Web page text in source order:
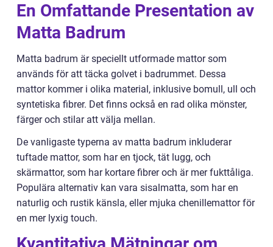
En Omfattande Presentation av
Matta Badrum
Matta badrum är speciellt utformade mattor som
används för att täcka golvet i badrummet. Dessa
mattor kommer i olika material, inklusive bomull, ull och
syntetiska fibrer. Det finns också en rad olika mönster,
färger och stilar att välja mellan.
De vanligaste typerna av matta badrum inkluderar
tuftade mattor, som har en tjock, tät lugg, och
skärmattor, som har kortare fibrer och är mer fukttåliga.
Populära alternativ kan vara sisalmatta, som har en
naturlig och rustik känsla, eller mjuka chenillemattor för
en mer lyxig touch.